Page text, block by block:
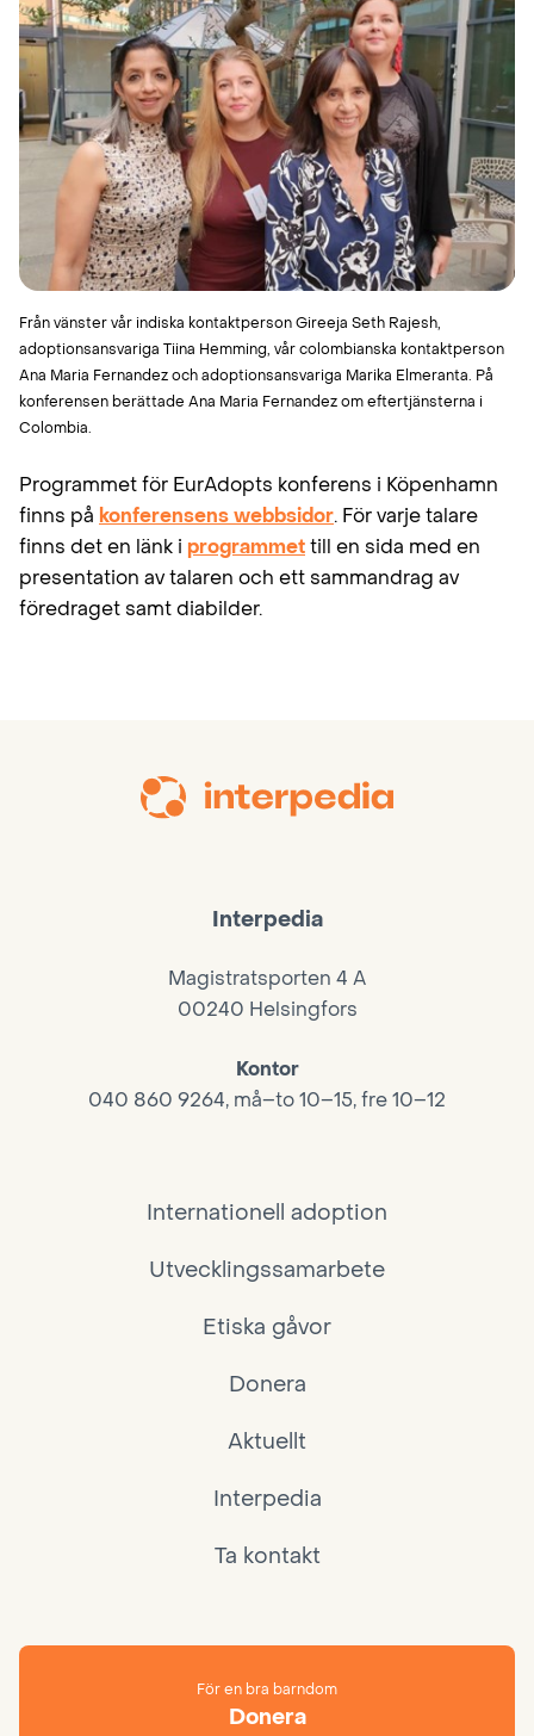
Från vänster vår indiska kontaktperson Gireeja Seth Rajesh,
adoptionsansvariga Tiina Hemming, vår colombianska kontaktperson
Ana Maria Fernandez och adoptionsansvariga Marika Elmeranta. På
konferensen berättade Ana Maria Fernandez om eftertjänsterna i
Colombia.
Programmet för EurAdopts konferens i Köpenhamn
finns på konferensens webbsidor. För varje talare
finns det en länk i programmettill en sida med en
presentation av talaren och ett sammandrag av
föredraget samt diabilder.
Interpedia
Magistratsporten 4 A
00240 Helsingfors
Kontor
040 860 9264, må–to 10–15, fre 10–12
Internationell adoption
Utvecklingssamarbete
Etiska gåvor
Donera
Aktuellt
Interpedia
Ta kontakt
För en bra barndom
Donera